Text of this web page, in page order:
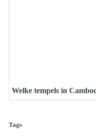
Welke tempels in
Tags